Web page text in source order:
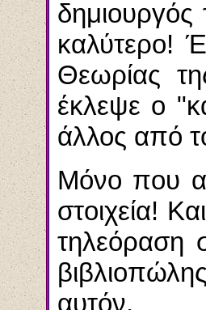
καλύτερο!
Θεωρίας
έκλεψε ο
άλλος από
Μόνο που
στοιχεία!
τηλεόραση
αυτόν.